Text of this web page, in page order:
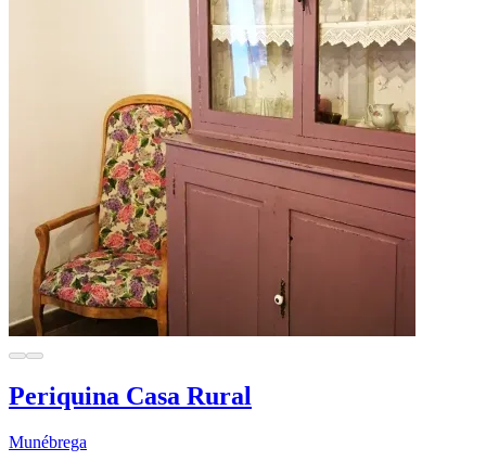
Periquina Casa Rural
Munébrega